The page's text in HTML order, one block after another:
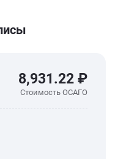
8,931.22 ₽
Стоимость ОСАГО